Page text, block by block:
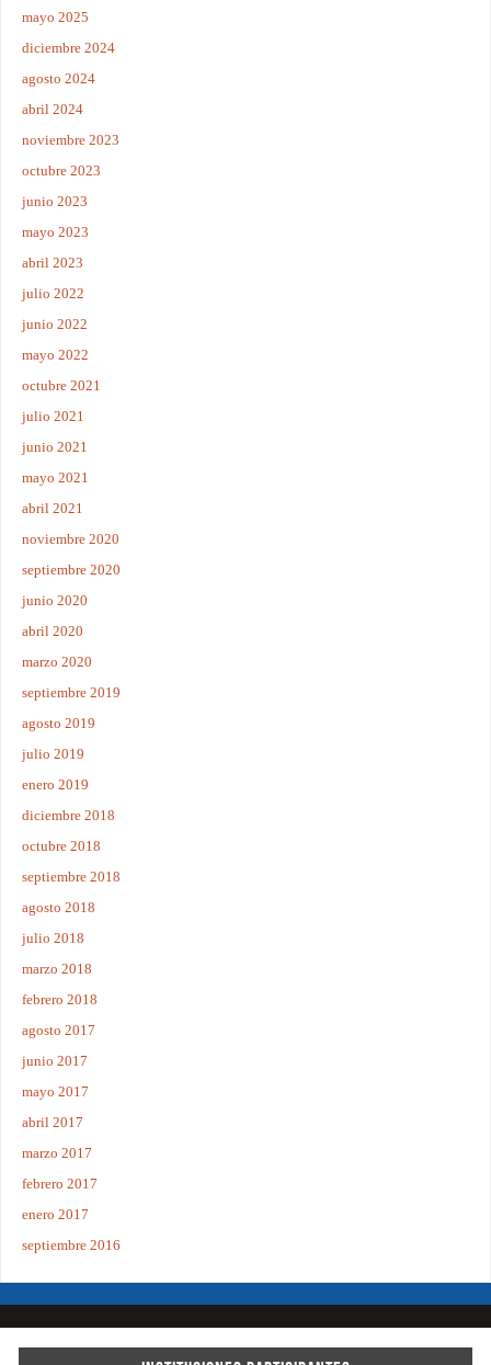
mayo 2025
diciembre 2024
agosto 2024
abril 2024
noviembre 2023
octubre 2023
junio 2023
mayo 2023
abril 2023
julio 2022
junio 2022
mayo 2022
octubre 2021
julio 2021
junio 2021
mayo 2021
abril 2021
noviembre 2020
septiembre 2020
junio 2020
abril 2020
marzo 2020
septiembre 2019
agosto 2019
julio 2019
enero 2019
diciembre 2018
octubre 2018
septiembre 2018
agosto 2018
julio 2018
marzo 2018
febrero 2018
agosto 2017
junio 2017
mayo 2017
abril 2017
marzo 2017
febrero 2017
enero 2017
septiembre 2016